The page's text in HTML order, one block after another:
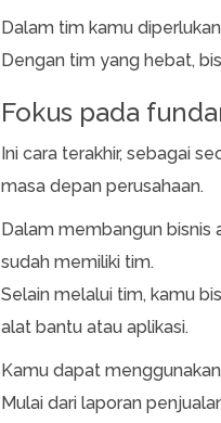
Dalam tim kamu
Dengan tim yang hebat,
Fokus pada
Ini cara terakhir, sebagai
masa depan perusahaan.
Dalam membangun bisnis
sudah memiliki tim.
Selain melalui tim, kamu
alat bantu atau aplikasi.
Kamu dapat
Mulai dari laporan